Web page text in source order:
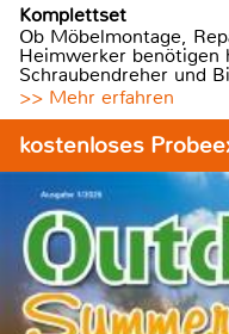
Komplettset
Ob Möbelmontage,
Heimwerker benötigen
Schraubendreher und
>> Mehr erfahren
kostenloses